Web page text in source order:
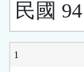
民國
1